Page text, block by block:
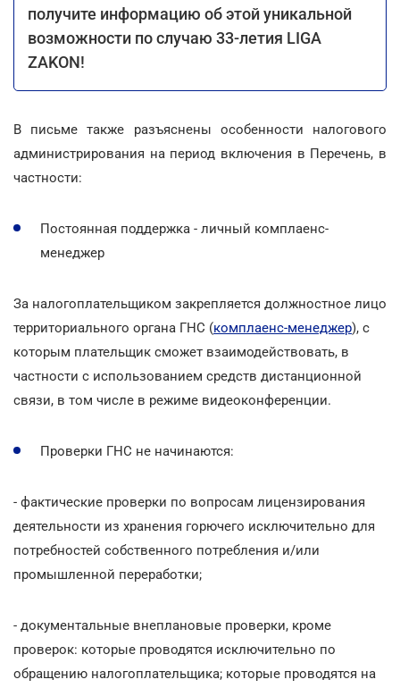
получите информацию об этой уникальной
возможности по случаю 33-летия LIGA
ZAKON!
В письме также разъяснены особенности налогового
администрирования на период включения в Перечень, в
частности:
Постоянная поддержка - личный комплаенс-
менеджер
За налогоплательщиком закрепляется должностное лицо
территориального органа ГНС (комплаенс-менеджер), с
которым плательщик сможет взаимодействовать, в
частности с использованием средств дистанционной
связи, в том числе в режиме видеоконференции.
Проверки ГНС не начинаются:
- фактические проверки по вопросам лицензирования
деятельности из хранения горючего исключительно для
потребностей собственного потребления и/или
промышленной переработки;
- документальные внеплановые проверки, кроме
проверок: которые проводятся исключительно по
обращению налогоплательщика; которые проводятся на